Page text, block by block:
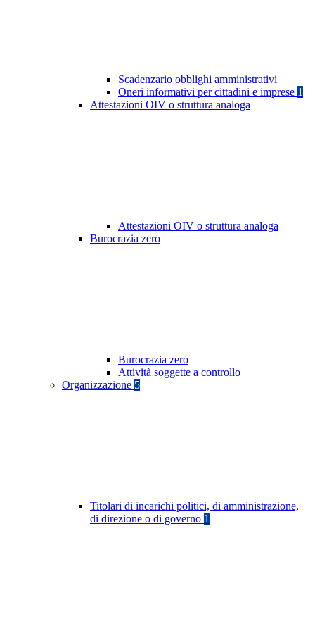
Scadenzario obblighi amministrativi
Oneri informativi per cittadini e imprese 1
Attestazioni OIV o struttura analoga
Attestazioni OIV o struttura analoga
Burocrazia zero
Burocrazia zero
Attività soggette a controllo
Organizzazione 5
Titolari di incarichi politici, di amministrazione,
di direzione o di governo 1